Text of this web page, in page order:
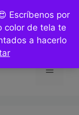
Escríbenos por
color de tela te
a hacerlo
Menú